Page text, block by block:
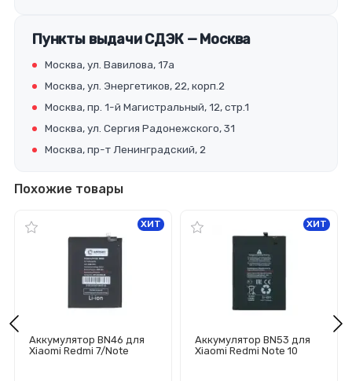
Пункты выдачи СДЭК — Москва
Москва, ул. Вавилова, 17а
Москва, ул. Энергетиков, 22, корп.2
Москва, пр. 1-й Магистральный, 12, стр.1
Москва, ул. Сергия Радонежского, 31
Москва, пр-т Ленинградский, 2
Похожие товары
Аккумулятор BN46 для
Xiaomi Redmi 7/Note
ХИТ
Аккумулятор BN53 для
Xiaomi Redmi Note 10
ХИТ